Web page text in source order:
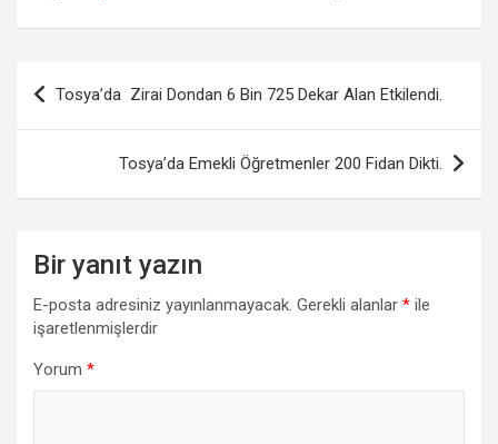
Yazı
gezinmesi
Tosya’da Zirai Dondan 6 Bin 725 Dekar Alan Etkilendi.
Tosya’da Emekli Öğretmenler 200 Fidan Dikti.
Bir yanıt yazın
E-posta adresiniz yayınlanmayacak. Gerekli alanlar * ile
işaretlenmişlerdir
Yorum *